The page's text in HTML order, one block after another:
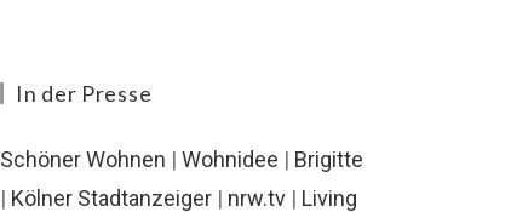
In der Presse
Schöner Wohnen | Wohnidee | Brigitte
| Kölner Stadtanzeiger | nrw.tv | Living